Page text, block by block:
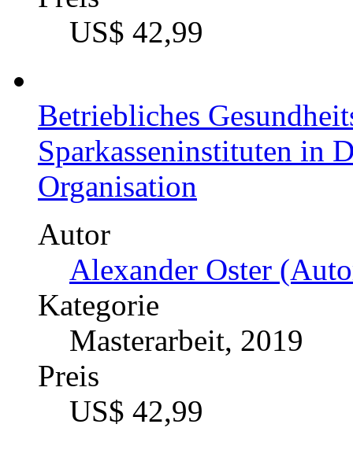
Entspannungstechniken
Rückenschmerzen
Die Wirksamkeit der
Jacobson zur Palliation
regelmäßig
Autor
Anonym (Autor:in)
Kategorie
Bachelorarbeit, 2019
Preis